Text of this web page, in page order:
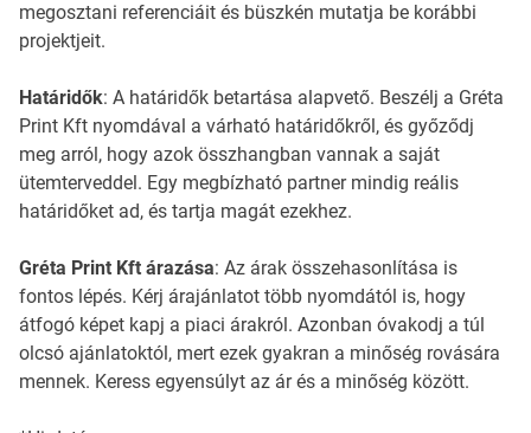
megosztani referenciáit és büszkén mutatja be korábbi
projektjeit.
Határidők: A határidők betartása alapvető. Beszélj a Gréta
Print Kft nyomdával a várható határidőkről, és győződj
meg arról, hogy azok összhangban vannak a saját
ütemterveddel. Egy megbízható partner mindig reális
határidőket ad, és tartja magát ezekhez.
Gréta Print Kft árazása: Az árak összehasonlítása is
fontos lépés. Kérj árajánlatot több nyomdától is, hogy
átfogó képet kapj a piaci árakról. Azonban óvakodj a túl
olcsó ajánlatoktól, mert ezek gyakran a minőség rovására
mennek. Keress egyensúlyt az ár és a minőség között.